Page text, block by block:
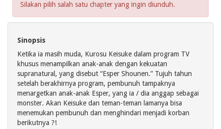
Silakan pilih salah satu chapter yang ingin diunduh.
Sinopsis
Ketika ia masih muda, Kurosu Keisuke dalam program TV
khusus menampilkan anak-anak dengan kekuatan
supranatural, yang disebut “Esper Shounen.” Tujuh tahun
setelah berakhirnya program, pembunuh tampaknya
menargetkan anak-anak Esper, yang ia / dia anggap sebagai
monster. Akan Keisuke dan teman-teman lamanya bisa
menemukan pembunuh dan menghindari menjadi korban
berikutnya ?!